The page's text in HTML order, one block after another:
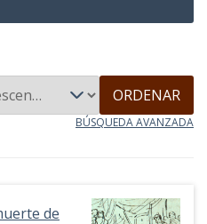
ORDENAR
BÚSQUEDA AVANZADA
de